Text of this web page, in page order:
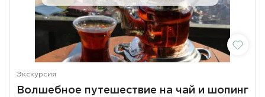
Экскурсия
Волшебное путешествие на чай и шопинг